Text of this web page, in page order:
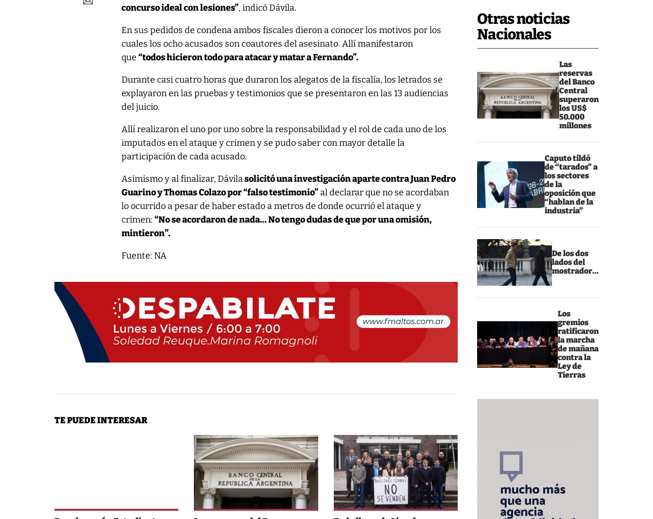
Otras noticias
Nacionales
Las
reservas
del Banco
Central
superaron
los US$
50.000
millones
Caputo tildó
de “tarados” a
los sectores
de la
oposición que
“hablan de la
industria”
De los dos
lados del
mostrador…
Los
gremios
ratificaron
la marcha
de mañana
contra la
Ley de
Tierras
concurso ideal con lesiones”, indicó Dávila.
En sus pedidos de condena ambos fiscales dieron a conocer los motivos por los
cuales los ocho acusados son coautores del asesinato. Allí manifestaron
que“todos hicieron todo para atacar y matar a Fernando”.
Durante casi cuatro horas que duraron los alegatos de la fiscalía, los letrados se
explayaron en las pruebas y testimonios que se presentaron en las 13 audiencias
del juicio.
Allí realizaron el uno por uno sobre la responsabilidad y el rol de cada uno de los
imputados en el ataque y crimen y se pudo saber con mayor detalle la
participación de cada acusado.
Asimismo y al finalizar, Dávilasolicitó una investigación aparte contra Juan Pedro
Guarino y Thomas Colazo por “falso testimonio” al declarar que no se acordaban
lo ocurrido a pesar de haber estado a metros de donde ocurrió el ataque y
crimen:“No se acordaron de nada… No tengo dudas de que por una omisión,
mintieron”.
Fuente: NA
TE PUEDE INTERESAR